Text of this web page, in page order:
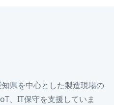
県を中心とした製造現場の
、IT保守を支援していま